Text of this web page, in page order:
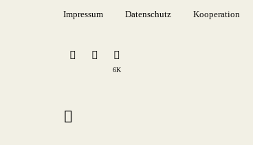
Impressum Datenschutz Kooperation
6K